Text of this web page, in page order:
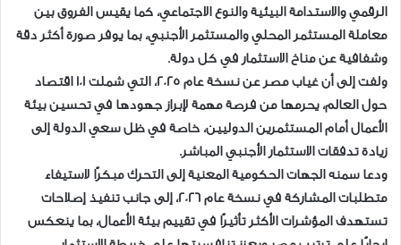
الرقمي والاستدامة البيئية والنوع الاجتماعي، كما يقيس الفروق بين
معاملة المستثمر المحلي والمستثمر الأجنبي، بما يوفر صورة أكثر دقة
وشفافية عن مناخ الاستثمار في كل دولة.
ولفت إلى أن غياب مصر عن نسخة عام 2025، التي شملت 101 اقتصاد
حول العالم، يحرمها من فرصة مهمة لإبراز جهودها في تحسين بيئة
الأعمال أمام المستثمرين الدوليين، خاصة في ظل سعي الدولة إلى
زيادة تدفقات الاستثمار الأجنبي المباشر.
ودعا سمنه الجهات الحكومية المعنية إلى التحرك مبكرًا لاستيفاء
متطلبات المشاركة في نسخة عام 2026، إلى جانب تنفيذ إصلاحات
تستهدف المؤشرات الأكثر تأثيرًا في تقييم بيئة الأعمال، بما ينعكس